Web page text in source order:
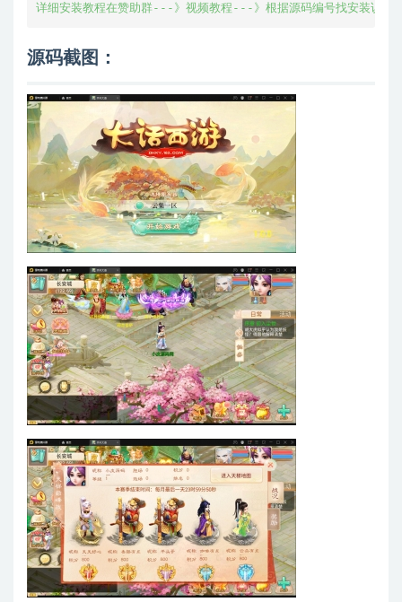
详细安装教程在赞助群---》视频教程---》根据源码编号找安装说明
源码截图：